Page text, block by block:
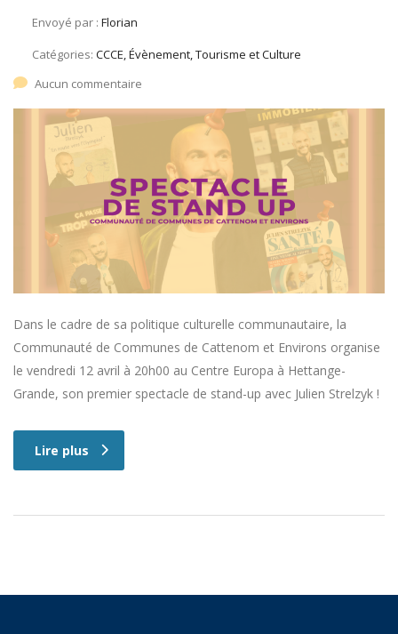
Envoyé par : Florian
Catégories: CCCE, Évènement, Tourisme et Culture
Aucun commentaire
Dans le cadre de sa politique culturelle communautaire, la
Communauté de Communes de Cattenom et Environs organise
le vendredi 12 avril à 20h00 au Centre Europa à Hettange-
Grande, son premier spectacle de stand-up avec Julien Strelzyk !
Lire plus